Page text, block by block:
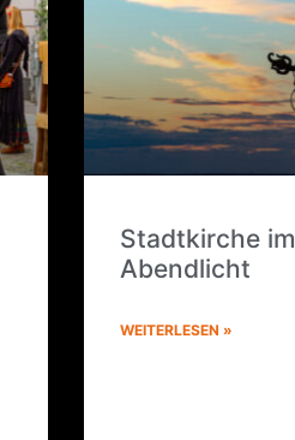
Stadt­kir­che im
Abendlicht
WEITERLESEN »